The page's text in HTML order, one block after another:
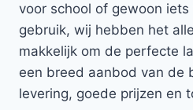
voor school of gewoon iets
gebruik, wij hebben het
makkelijk om de perfecte
een breed aanbod van de
levering, goede prijzen en